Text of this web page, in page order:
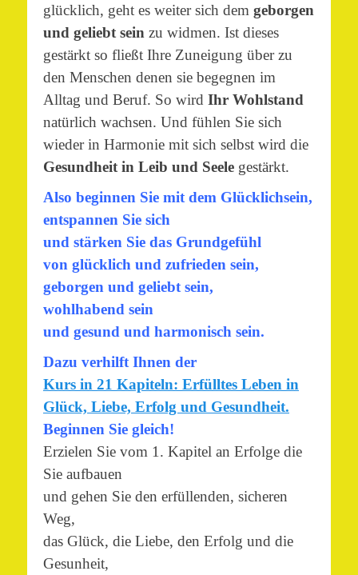
glücklich, geht es weiter sich dem geborgen
und geliebt sein zu widmen. Ist dieses
gestärkt so fließt Ihre Zuneigung über zu
den Menschen denen sie begegnen im
Alltag und Beruf. So wird Ihr Wohlstand
natürlich wachsen. Und fühlen Sie sich
wieder in Harmonie mit sich selbst wird die
Gesundheit in Leib und Seele gestärkt.
Also beginnen Sie mit dem Glücklichsein,
entspannen Sie sich
und stärken Sie das Grundgefühl
von glücklich und zufrieden sein,
geborgen und geliebt sein,
wohlhabend sein
und gesund und harmonisch sein.
Dazu verhilft Ihnen der
Kurs in 21 Kapiteln: Erfülltes Leben in
Glück, Liebe, Erfolg und Gesundheit.
Beginnen Sie gleich!
Erzielen Sie vom 1. Kapitel an Erfolge die
Sie aufbauen
und gehen Sie den erfüllenden, sicheren
Weg,
das Glück, die Liebe, den Erfolg und die
Gesunheit,